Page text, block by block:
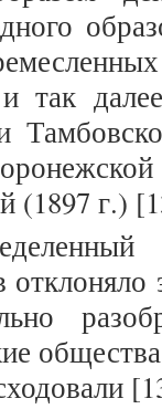
и так
(1897 г.)